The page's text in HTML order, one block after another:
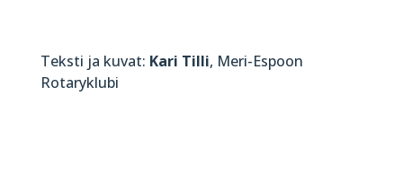
Teksti ja kuvat: Kari Tilli, Meri-Espoon
Rotaryklubi